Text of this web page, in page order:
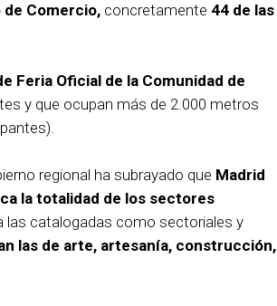
Comercio, concretamente 44 de las
Feria Oficial de la Comunidad de
y que ocupan más de 2.000 metros
regional ha subrayado que Madrid
la totalidad de los sectores
las catalogadas como sectoriales y
las de arte, artesanía, construcción,